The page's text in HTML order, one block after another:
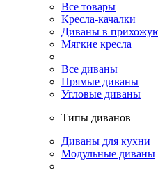
Все товары
Кресла-качалки
Диваны в
Мягкие кресла
Все диваны
Прямые диваны
Угловые диваны
Типы диванов
Диваны для кухни
Модульные диваны